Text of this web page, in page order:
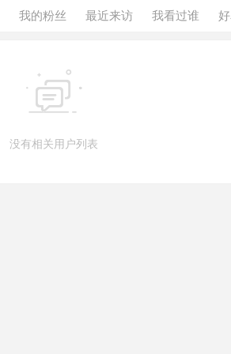
我的粉丝 最近来访 我看过谁

没有相关用户列表